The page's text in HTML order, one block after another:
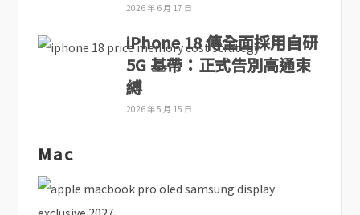
2026 年 6 月 17 日
iPhone 18 傳全面採用自研
5G 基帶：正式告別高通束
縛
2026 年 5 月 15 日
Mac